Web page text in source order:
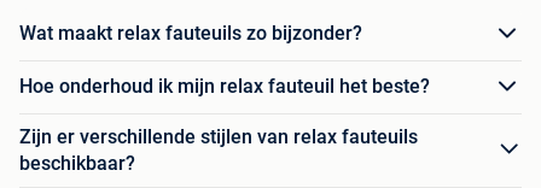
Wat maakt relax fauteuils zo bijzonder?
Hoe onderhoud ik mijn relax fauteuil het beste?
Zijn er verschillende stijlen van relax fauteuils
beschikbaar?